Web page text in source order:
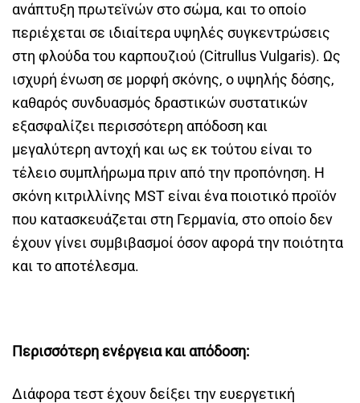
ανάπτυξη πρωτεϊνών στο σώμα, και το οποίο
περιέχεται σε ιδιαίτερα υψηλές συγκεντρώσεις
στη φλούδα του καρπουζιού (Citrullus Vulgaris). Ως
ισχυρή ένωση σε μορφή σκόνης, ο υψηλής δόσης,
καθαρός συνδυασμός δραστικών συστατικών
εξασφαλίζει περισσότερη απόδοση και
μεγαλύτερη αντοχή και ως εκ τούτου είναι το
τέλειο συμπλήρωμα πριν από την προπόνηση. Η
σκόνη κιτριλλίνης MST είναι ένα ποιοτικό προϊόν
που κατασκευάζεται στη Γερμανία, στο οποίο δεν
έχουν γίνει συμβιβασμοί όσον αφορά την ποιότητα
και το αποτέλεσμα.
Περισσότερη ενέργεια και απόδοση:
Διάφορα τεστ έχουν δείξει την ευεργετική